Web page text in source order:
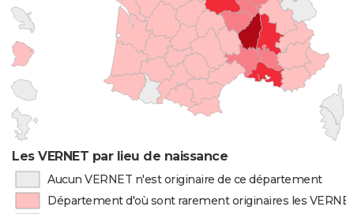
Les VERNET par lieu de naissance
Aucun VERNET n'est originaire de ce département
Département d'où sont rarement originaires les